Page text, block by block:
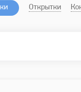
Открытки